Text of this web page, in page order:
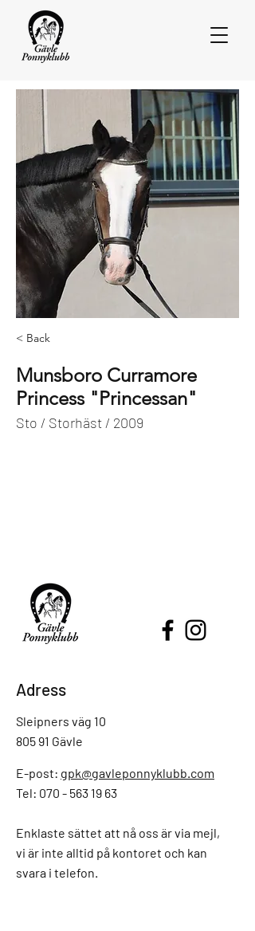
< Back
Munsboro Curramore
Princess "Princessan"
Sto / Storhäst / 2009
Adress
Sleipners väg 10
805 91 Gävle
E-post: gpk@gavleponnyklubb.com
Tel: 070 - 563 19 63
Enklaste sättet att nå oss är via mejl,
vi är inte alltid på kontoret och kan
svara i telefon.